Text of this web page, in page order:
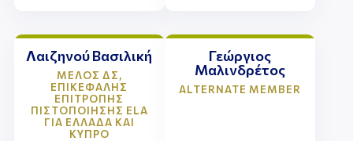
Λαιζηνού Βασιλική
ΜΕΛΟΣ ΔΣ,
ΕΠΙΚΕΦΑΛΗΣ
ΕΠΙΤΡΟΠΗΣ
ΠΙΣΤΟΠΟΙΗΣΗΣ ELA
ΓΙΑ ΕΛΛΑΔΑ ΚΑΙ
ΚΥΠΡΟ
Γεώργιος
Μαλινδρέτος
ALTERNATE MEMBER